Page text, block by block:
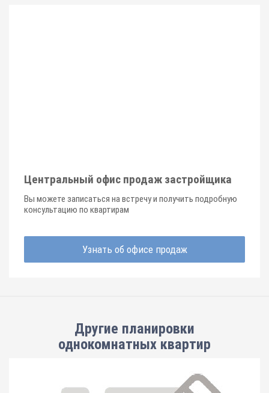
Центральный офис продаж застройщика
Вы можете записаться на встречу и получить подробную
консультацию по квартирам
Узнать об офисе продаж
Другие планировки
однокомнатных квартир